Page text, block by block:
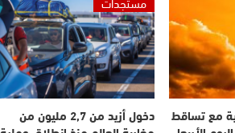
مع تساقط دخول أزيد من 2,7 مليون من